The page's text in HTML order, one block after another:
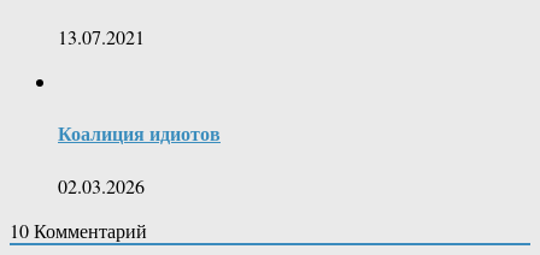
13.07.2021
Коалиция идиотов
02.03.2026
10Комментарий